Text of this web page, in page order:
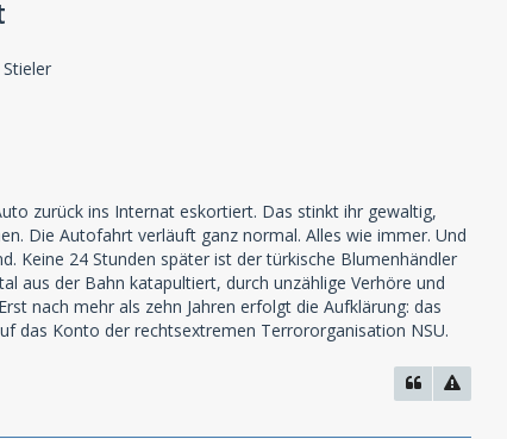
zurück ins Internat eskortiert. Das stinkt ihr gewaltig,
Die Autofahrt verläuft ganz normal. Alles wie immer. Und
Keine 24 Stunden später ist der türkische Blumenhändler
aus der Bahn katapultiert, durch unzählige Verhöre und
nach mehr als zehn Jahren erfolgt die Aufklärung: das
das Konto der rechtsextremen Terrororganisation NSU.